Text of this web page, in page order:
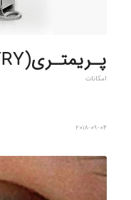
پـریمتـری(PERIMETRY)
امکانات
2018-09-04